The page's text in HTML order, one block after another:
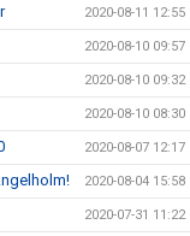
2020-08-11 12:55
2020-08-10 09:57
2020-08-10 09:32
2020-08-10 08:30
2020-08-07 12:17
2020-08-04 15:58
2020-07-31 11:22